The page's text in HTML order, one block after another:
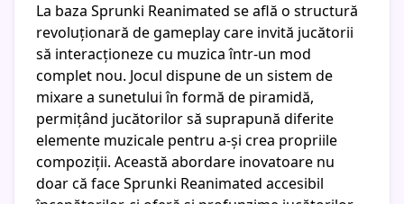
La baza Sprunki Reanimated se află o structură
revoluționară de gameplay care invită jucătorii
să interacționeze cu muzica într-un mod
complet nou. Jocul dispune de un sistem de
mixare a sunetului în formă de piramidă,
permițând jucătorilor să suprapună diferite
elemente muzicale pentru a-și crea propriile
compoziții. Această abordare inovatoare nu
doar că face Sprunki Reanimated accesibil